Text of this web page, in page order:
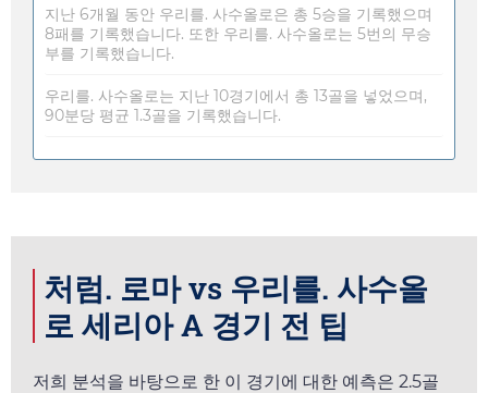
지난 6개월 동안 우리를. 사수올로은 총 5승을 기록했으며
8패를 기록했습니다. 또한 우리를. 사수올로는 5번의 무승
부를 기록했습니다.
우리를. 사수올로는 지난 10경기에서 총 13골을 넣었으며,
90분당 평균 1.3골을 기록했습니다.
처럼. 로마 vs 우리를. 사수올
로 세리아 A 경기 전 팁
저희 분석을 바탕으로 한 이 경기에 대한 예측은 2.5골